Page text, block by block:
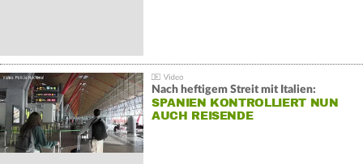
Nach heftigem Streit mit Italien:
SPANIEN KONTROLLIERT NUN
AUCH REISENDE